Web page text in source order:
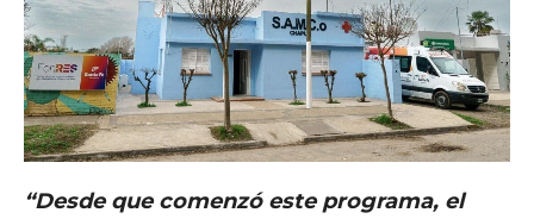
“Desde que comenzó este programa, el